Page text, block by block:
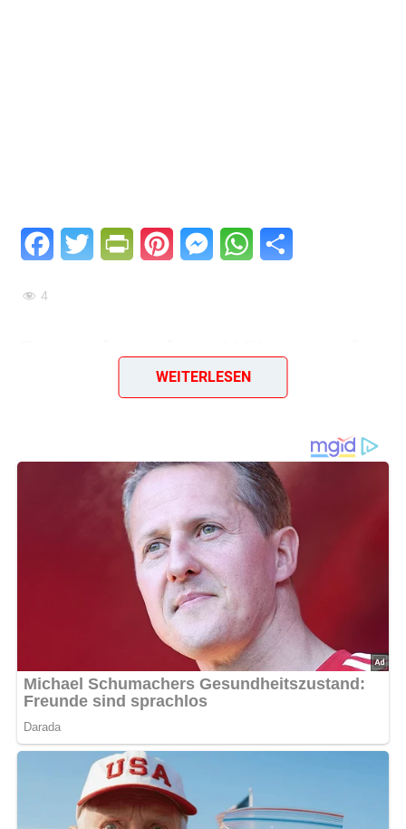
FacebookTwitter PrintFriendly
PinterestMessengerWhatsApp
4
Borschtsch – Wärmende
Suppe aus Osteuropa
ist mehr als nur eine Suppe; es ist eine
, die tief in den Küchen Osteuropas verwurzelt ist.
Dieses herzhafte Gericht stammt ursprünglich aus der
Ukraine und wird in verschiedenen Variationen in ganz
Osteuropa genossen, einschließlich der ehemaligen
UdSSR. Die Basis aus roten Rüben verleiht dem
Borschtsch seine charakteristische Farbe und einen
einzigartigen, leicht süßlichen Geschmack. Diese Suppe
ist nicht nur lecker, sondern auch sehr nahrhaft – perfekt,
um Körper und Seele an kalten Tagen zu wärmen.
Mit seinen kräftigen Aromen und der Vielzahl an frischen
Hauptgericht
Fleisch, Gemüse und einer sauren Note durch saure Sahne
macht ihn besonders vielschichtig im Geschmack. Viele
Familien haben ihre eigene Variante des Rezepts, und oft
WEITERLESEN